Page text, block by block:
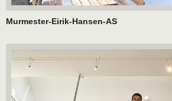
Murmester-Eirik-Hansen-AS